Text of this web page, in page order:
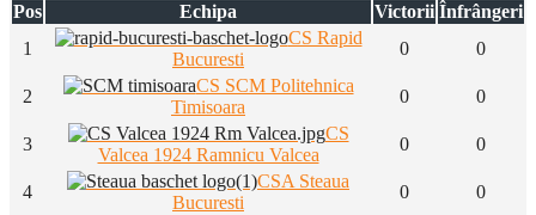
Pos Echipa Victorii Înfrângeri
1
CS Rapid
Bucuresti
0 0
2
CS SCM Politehnica
Timisoara
0 0
3
CS
Valcea 1924 Ramnicu Valcea
0 0
4
CSA Steaua
Bucuresti
0 0